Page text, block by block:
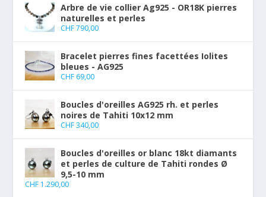
Arbre de vie collier Ag925 - OR18K pierres
naturelles et perles
CHF790,00
Bracelet pierres fines facettées Iolites
bleues - AG925
CHF 69,00
Boucles d'oreilles AG925 rh. et perles
noires de Tahiti 10x12 mm
CHF340,00
Boucles d'oreilles or blanc 18kt diamants
et perles de culture de Tahiti rondes Ø
9,5-10 mm
CHF 1.290,00